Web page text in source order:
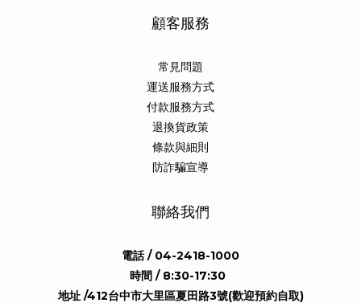
顧客服務
常見問題
運送服務方式
付款服務方式
退換貨政策
條款與細則
防詐騙宣導
聯絡我們
電話 / 04-2418-1000
時間 / 8:30-17:30
地址 /412台中市大里區夏田路3號(歡迎預約自取)